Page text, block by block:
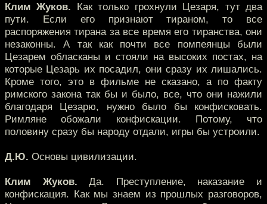
Клим Жуков. Как только грохнули Цезаря, тут два
пути. Если его признают тираном, то все
распоряжения тирана за все время его тиранства, они
незаконны. А так как почти все помпеянцы были
Цезарем обласканы и стояли на высоких постах, на
которые Цезарь их посадил, они сразу их лишались.
Кроме того, это в фильме не сказано, а по факту
римского закона так бы и было, все, что они нажили
благодаря Цезарю, нужно было бы конфисковать.
Римляне обожали конфискации. Потому, что
половину сразу бы народу отдали, игры бы устроили.
Д.Ю. Основы цивилизации.
Клим Жуков. Да. Преступление, наказание и
конфискация. Как мы знаем из прошлых разговоров,